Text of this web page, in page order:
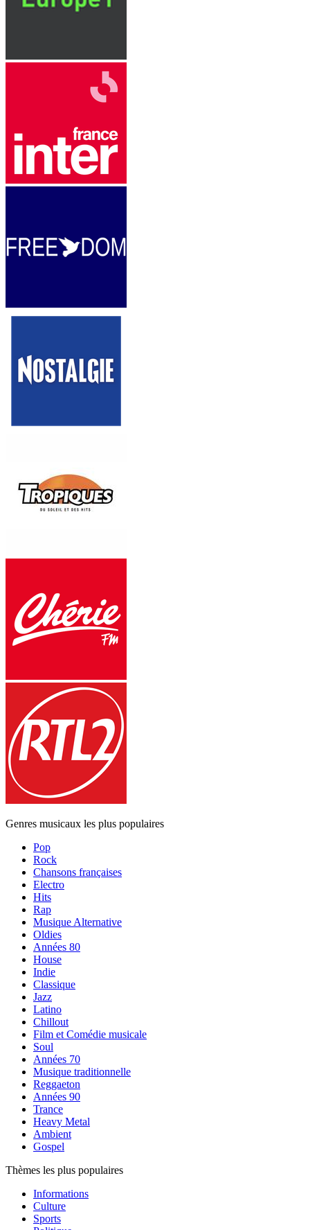
Genres musicaux les plus populaires
Pop
Rock
Chansons françaises
Electro
Hits
Rap
Musique Alternative
Oldies
Années 80
House
Indie
Classique
Jazz
Latino
Chillout
Film et Comédie musicale
Soul
Années 70
Musique traditionnelle
Reggaeton
Années 90
Trance
Heavy Metal
Ambient
Gospel
Thèmes les plus populaires
Informations
Culture
Sports